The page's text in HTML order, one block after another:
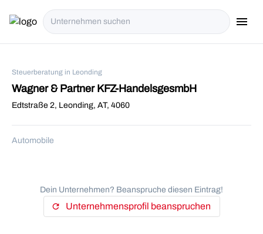
menu
Steuerberatung in Leonding
Wagner & Partner KFZ-HandelsgesmbH
Edtstraße 2, Leonding, AT, 4060
Automobile
Dein Unternehmen? Beanspruche diesen Eintrag!
refresh Unternehmensprofil beanspruchen